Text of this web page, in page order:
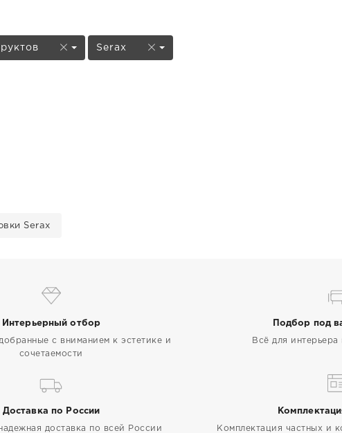
Serax
Serax
Интерьерный отбор
с вниманием к эстетике и
сочетаемости
Подбор под
Всё для интерьера
Доставка по России
доставка по всей России Комплектация частных и